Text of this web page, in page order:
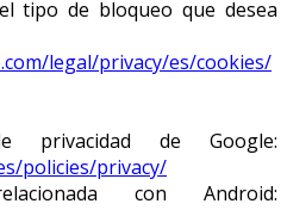
tipo de bloqueo que desea
legal/privacy/es/cookies/
privacidad de Google:
policies/privacy/
con Android: